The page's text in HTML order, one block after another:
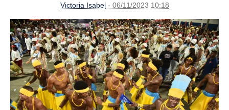
Victoria Isabel- 06/11/2023 10:18